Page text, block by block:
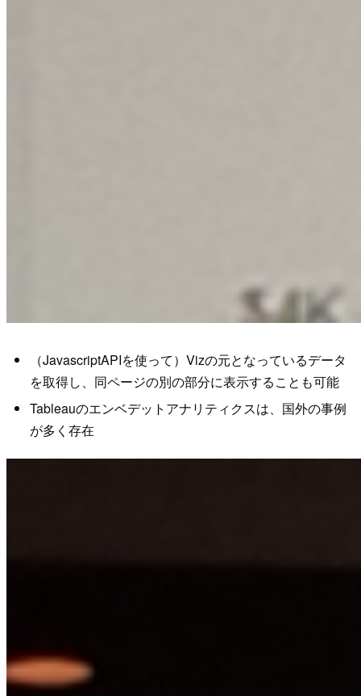
（JavascriptAPIを使って）Vizの元となっているデータ
を取得し、同ページの別の部分に表示することも可能
Tableauのエンベデットアナリティクスは、国外の事例
が多く存在